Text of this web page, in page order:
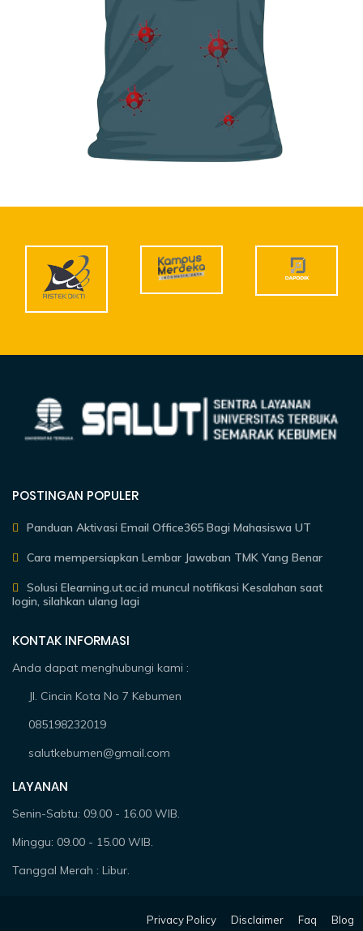
POSTINGAN POPULER
Panduan Aktivasi Email Office365 Bagi Mahasiswa UT
Cara mempersiapkan Lembar Jawaban TMK Yang Benar
Solusi Elearning.ut.ac.id muncul notifikasi Kesalahan saat
login, silahkan ulang lagi
KONTAK INFORMASI
Anda dapat menghubungi kami :
Jl. Cincin Kota No 7 Kebumen
085198232019
salutkebumen@gmail.com
LAYANAN
Senin-Sabtu: 09.00 - 16.00 WIB.
Minggu: 09.00 - 15.00 WIB.
Tanggal Merah : Libur.
Privacy Policy Disclaimer Faq Blog